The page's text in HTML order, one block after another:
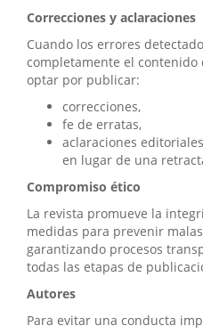
Correcciones y aclaraciones
Cuando los errores
completamente el
optar por publicar:
correcciones,
fe de erratas,
aclaraciones
en lugar de una
Compromiso ético
La revista promueve la
medidas para prevenir
garantizando procesos
todas las etapas de
Autores
Para evitar una conducta